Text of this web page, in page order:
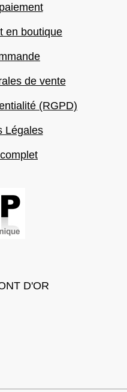
en boutique
de vente
(RGPD)
Légales
D'OR